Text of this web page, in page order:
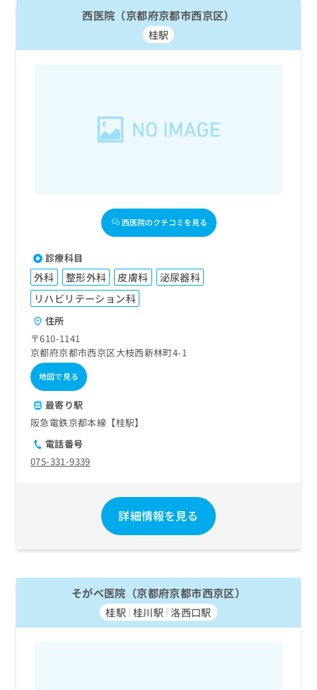
西医院（京都府京都市西京区）
桂駅
西医院のクチコミを見る
診療科目
外科 整形外科 皮膚科
泌尿器科
リハビリテーション科
住所
〒610-1141
京都府京都市西京区大枝西新林町4-1
地図で見る
最寄り駅
阪急電鉄京都本線【桂駅】
電話番号
075-331-9339
詳細情報を見る
そがべ医院（京都府京都市西京区）
桂駅 桂川駅 洛西口駅